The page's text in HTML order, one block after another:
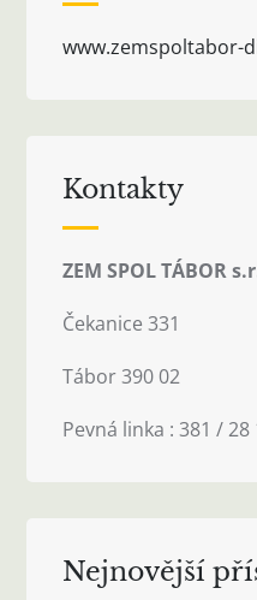
www.zemspoltabor-
Kontakty
ZEM SPOL TÁBOR
Čekanice 331
Tábor 390 02
Pevná linka : 381 / 28
Nejnovější